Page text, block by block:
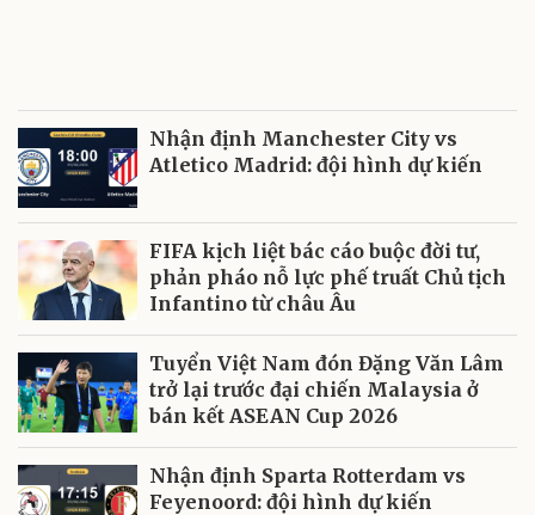
Nhận định Manchester City vs
Atletico Madrid: đội hình dự kiến
FIFA kịch liệt bác cáo buộc đời tư,
phản pháo nỗ lực phế truất Chủ tịch
Infantino từ châu Âu
Tuyển Việt Nam đón Đặng Văn Lâm
trở lại trước đại chiến Malaysia ở
bán kết ASEAN Cup 2026
Nhận định Sparta Rotterdam vs
Feyenoord: đội hình dự kiến